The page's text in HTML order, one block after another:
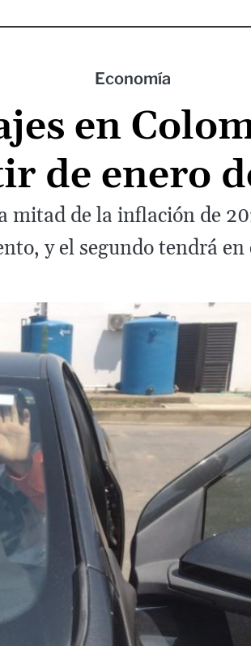
Economía
en
de enero
de la inflación de
y el segundo tendrá